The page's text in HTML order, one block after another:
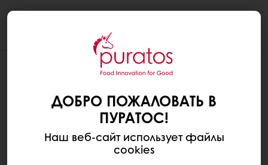
ДОБРО ПОЖАЛОВАТЬ В
ПУРАТОС!
Наш веб-сайт использует файлы
cookies